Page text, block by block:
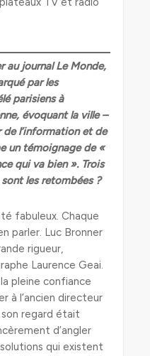
au journal Le Monde,
par les
parisiens à
évoquant la ville –
l’information et de
un témoignage de «
qui va bien ». Trois
les retombées ?
fabuleux. Chaque
parler. Luc Bronner
rigueur,
Laurence Geai.
pleine confiance
à l’ancien directeur
son regard était
d’angler
qui existent